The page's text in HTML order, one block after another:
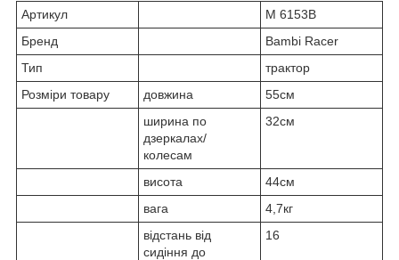
Артикул
M 6153B
Бренд
Bambi Racer
Тип
трактор
Розміри товару
довжина
55см
ширина по
дзеркалах/
колесам
32см
висота
44см
вага
4,7кг
відстань від
сидіння до
16